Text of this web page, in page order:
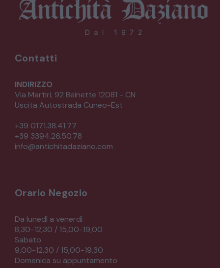
Contatti
INDIRIZZO
Via Martiri, 92 Beinette 12081 - CN
Uscita Autostrada Cuneo-Est
+39 0171.38.41.77
+39 3394.26.50.78
info@antichitadaziano.com
Orario Negozio
Da lunedì a venerdì
8,30-12,30 / 15,00-19,00
Sabato
9,00-12,30 / 15,00-19,30
Domenica su appuntamento